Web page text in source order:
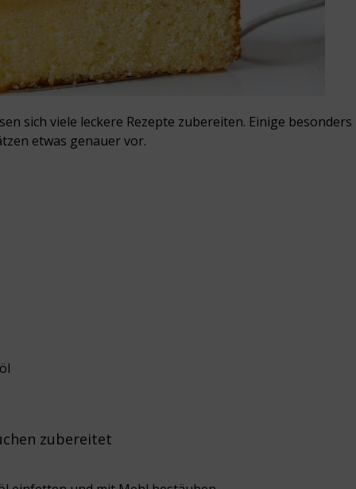
sich viele leckere Rezepte zubereiten. Einige
etwas genauer vor.
zubereitet